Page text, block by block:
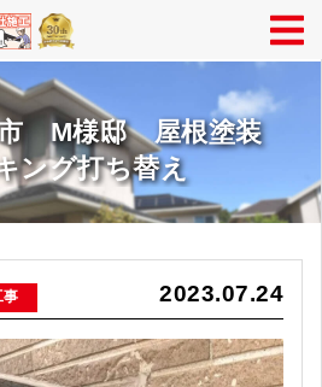
市 M様邸 屋根塗装
ング打ち替え
2023.07.24
事